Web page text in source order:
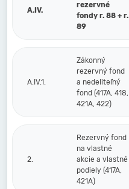
A.IV.
rezervné
fondy r. 88 + r.
89
A.IV.1.
Zákonný
rezervný fond
a nedeliteľný
fond (417A, 418,
421A, 422)
2.
Rezervný fond
na vlastné
akcie a vlastné
podiely (417A,
421A)